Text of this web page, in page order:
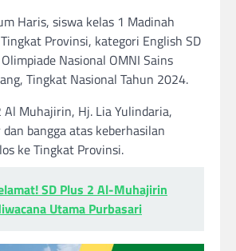
Haris, siswa kelas 1 Madinah
Provinsi, kategori English SD
Nasional OMNI Sains
Tingkat Nasional Tahun 2024.
Al Muhajirin, Hj. Lia Yulindaria,
bangga atas keberhasilan
ke Tingkat Provinsi.
SD Plus 2 Al-Muhajirin
Utama Purbasari